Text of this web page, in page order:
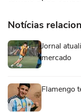
Notícias
Jornal
mercado
Flamengo